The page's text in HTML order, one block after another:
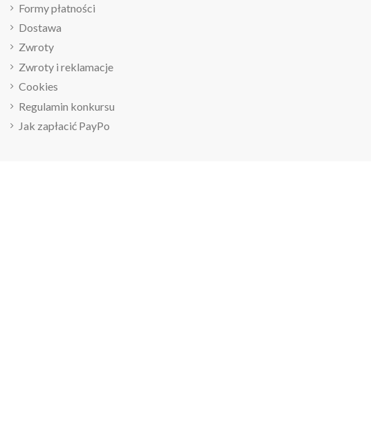
Formy płatności
Dostawa
Zwroty
Zwroty i reklamacje
Cookies
Regulamin konkursu
Jak zapłacić PayPo